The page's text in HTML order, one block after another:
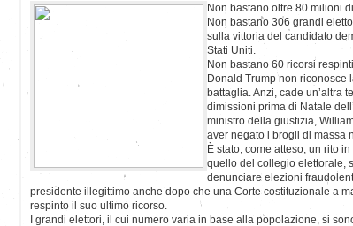
Non bastano oltre 80 milioni
Non bastano 306 grandi
sulla vittoria del candidato
Stati Uniti.
Non bastano 60 ricorsi
Donald Trump non riconosce
battaglia. Anzi, cade un’altra
dimissioni prima di Natale
ministro della giustizia,
aver negato i brogli di massa
È stato, come atteso, un rito
quello del collegio elettorale,
denunciare elezioni
presidente illegittimo anche dopo che una Corte costituzionale a
respinto il suo ultimo ricorso.
I grandi elettori, il cui numero varia in base alla popolazione, si